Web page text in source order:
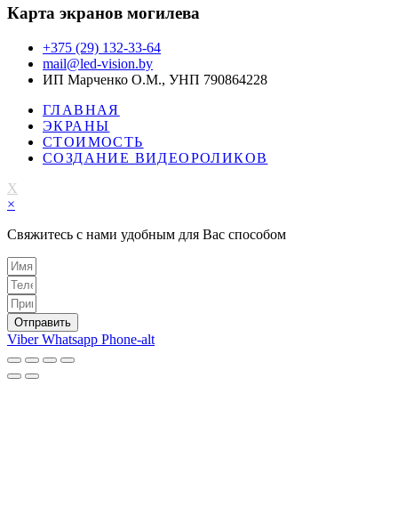
Карта экранов могилева
+375 (29) 132-33-64
mail@led-vision.by
ИП Марченко О.М., УНП 790864228
ГЛАВНАЯ
ЭКРАНЫ
СТОИМОСТЬ
СОЗДАНИЕ ВИДЕОРОЛИКОВ
X
×
Свяжитесь с нами удобным для Вас способом
Отправить
Viber Whatsapp Phone-alt